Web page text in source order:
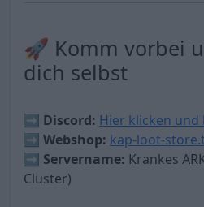
🚀 Komm vorbei
dich selbst
➡ Discord: Hier klicken
➡ Webshop: kap-loot-
➡ Servername: Krankes
Cluster)